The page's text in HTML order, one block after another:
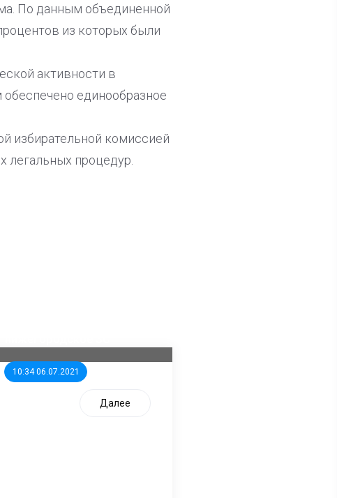
По данным объединенной
из которых были
активности в
единообразное
избирательной комиссией
процедур.
10:34 06.07.2021
Далее